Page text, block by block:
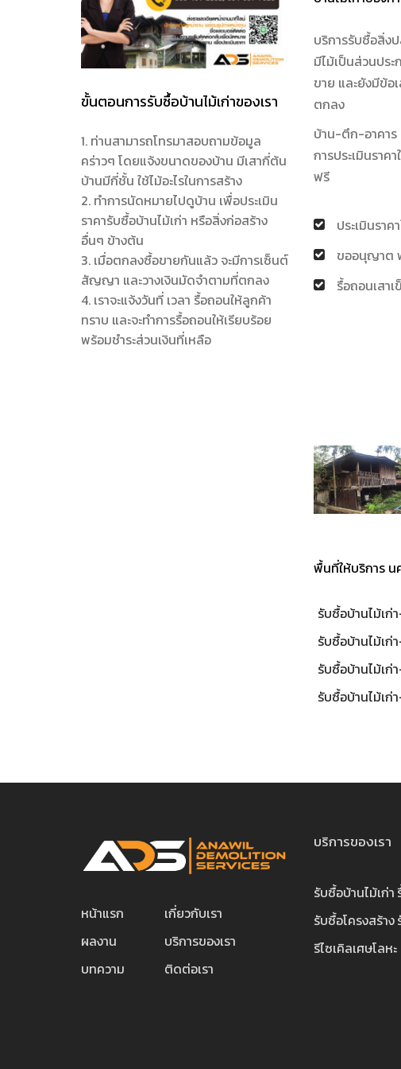
ขั้นตอนการรับซื้อบ้านไม้เก่าของเรา
1. ท่านสามารถโทรมาสอบถามข้อมูล
คร่าวๆ โดยแจ้งขนาดของบ้าน มีเสากี่ต้น
บ้านมีกี่ชั้น ใช้ไม้อะไรในการสร้าง
2. ทำการนัดหมายไปดูบ้าน เพื่อประเมิน
ราคารับซื้อบ้านไม้เก่า หรือสิ่งก่อสร้าง
อื่นๆ ข้างต้น
3. เมื่อตกลงซื้อขายกันแล้ว จะมีการเซ็นต์
สัญญา และวางเงินมัดจำตามที่ตกลง
4. เราจะแจ้งวันที่ เวลา รื้อถอนให้ลูกค้า
ทราบ และจะทำการรื้อถอนให้เรียบร้อย
พร้อมชำระส่วนเงินที่เหลือ
บริการรับซื้อสิ่ง
มีไม้เป็นส่วนปร
ขาย และยังมีข้อ
ตกลง
บ้าน-ตึก-อาคาร
การประเมินรา
ฟรี
ประเมินรา
ขออนุญาต
รื้อถอนเสา
รับซื้อบ้านไม้เก่า-
ตราด
พื้นที่ให้บริการ
รับซื้อบ้านไม้เก่
รับซื้อบ้านไม้เก่
รับซื้อบ้านไม้เก่
รับซื้อบ้านไม้เ
หน้าแรก
เกี่ยวกับเรา
ผลงาน
บริการของเรา
บทความ
ติดต่อเรา
บริการของเรา
รับซื้อบ้านไม้เก่า
รับซื้อโครงสร้าง
รีไซเคิลเศษโลหะ